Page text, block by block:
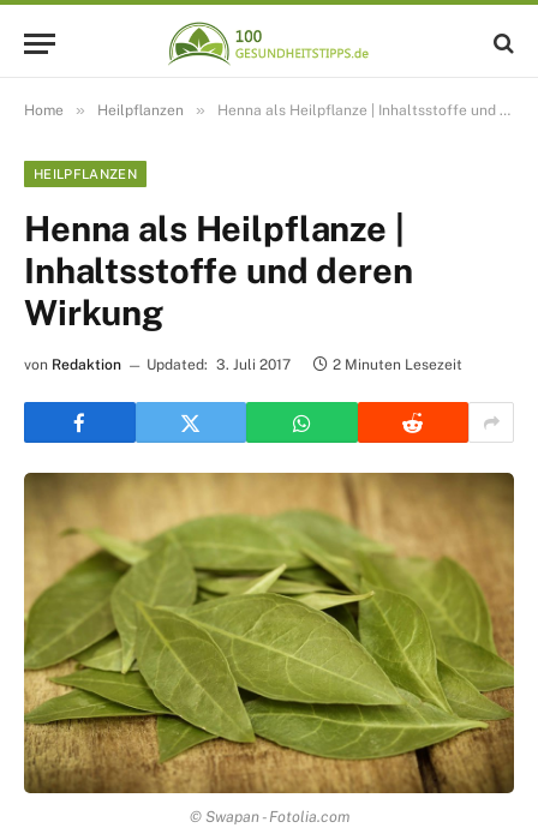
Home » Heilpflanzen » Henna als Heilpflanze | Inhaltsstoffe und deren Wirkung
HEILPFLANZEN
Henna als Heilpflanze |
Inhaltsstoffe und deren
Wirkung
von Redaktion Updated: 3. Juli 2017 2 Minuten Lesezeit
© Swapan - Fotolia.com